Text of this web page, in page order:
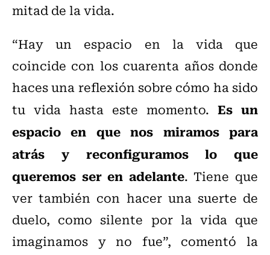
mitad de la vida.
“Hay un espacio en la vida que
coincide con los cuarenta años donde
haces una reflexión sobre cómo ha sido
tu vida hasta este momento. Es un
espacio en que nos miramos para
atrás y reconfiguramos lo que
queremos ser en adelante. Tiene que
ver también con hacer una suerte de
duelo, como silente por la vida que
imaginamos y no fue”, comentó la